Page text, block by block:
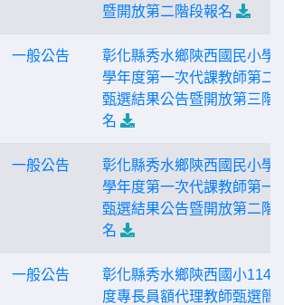
暨開放第二階段報名
一般公告
彰化縣秀水鄉陝西國民小學
學年度第一次代課教師第二
甄選結果公告暨開放第三階
名
一般公告
彰化縣秀水鄉陝西國民小學
學年度第一次代課教師第一
甄選結果公告暨開放第二階
名
一般公告
彰化縣秀水鄉陝西國小114
度專長員額代理教師甄選簡